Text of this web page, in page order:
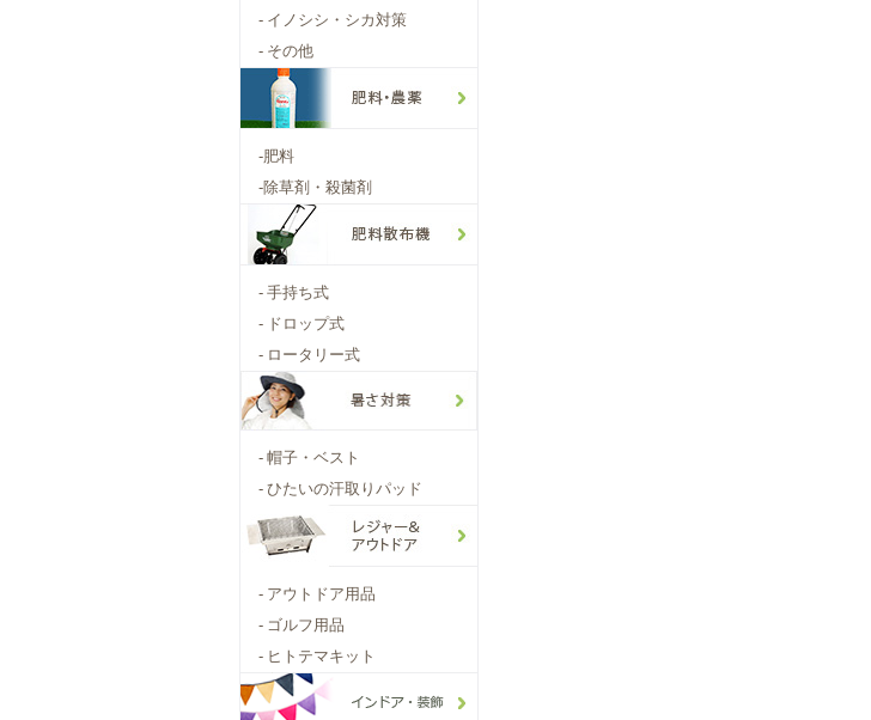
- イノシシ・シカ対策
- その他
-肥料
-除草剤・殺菌剤
- 手持ち式
- ドロップ式
- ロータリー式
- 帽子・ベスト
- ひたいの汗取りパッド
- アウトドア用品
- ゴルフ用品
- ヒトテマキット